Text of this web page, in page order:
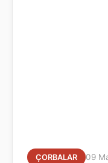
ÇORBALAR 09